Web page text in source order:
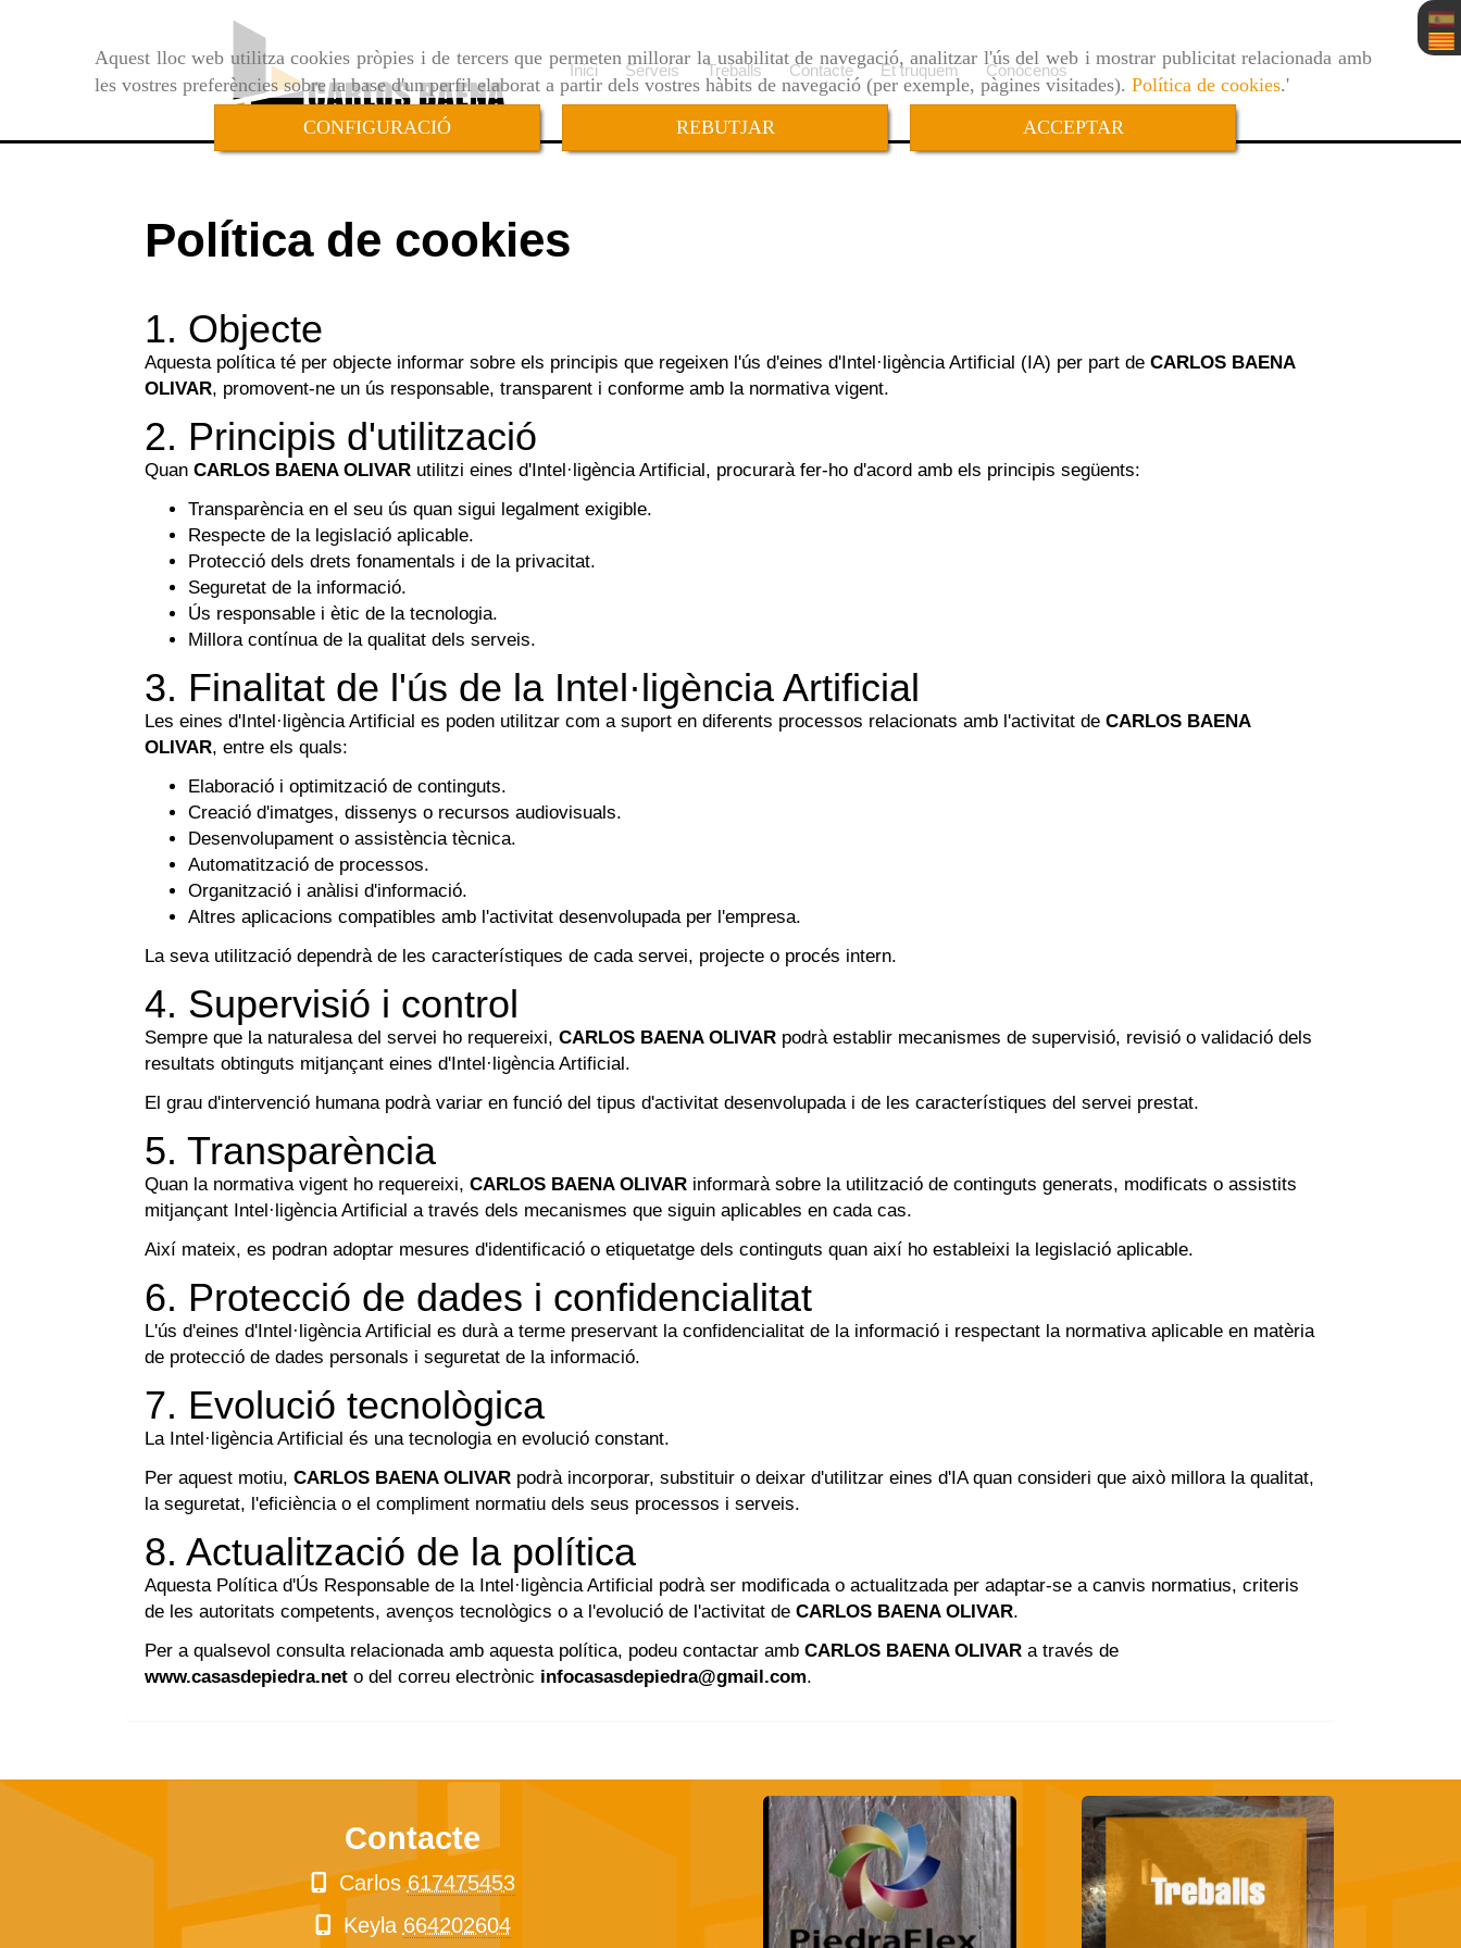
Aquest lloc web utilitza cookies pròpies i de tercers que permeten millorar la usabilitat de navegació, analitzar l'ús del web i mostrar publicitat relacionada amb
les vostres preferències sobre la base d'un perfil elaborat a partir dels vostres hàbits de navegació (per exemple, pàgines visitades). Política de cookies.'
CONFIGURACIÓ
REBUTJAR ACCEPTAR
Inici Serveis Treballs Contacte Et truquem Conócenos
Política de cookies
1. Objecte
Aquesta política té per objecte informar sobre els principis que regeixen l'ús d'eines d'Intel·ligència Artificial (IA) per part de CARLOS BAENA
OLIVAR, promovent-ne un ús responsable, transparent i conforme amb la normativa vigent.
2. Principis d'utilització
Quan CARLOS BAENA OLIVAR utilitzi eines d'Intel·ligència Artificial, procurarà fer-ho d'acord amb els principis següents:
Transparència en el seu ús quan sigui legalment exigible.
Respecte de la legislació aplicable.
Protecció dels drets fonamentals i de la privacitat.
Seguretat de la informació.
Ús responsable i ètic de la tecnologia.
Millora contínua de la qualitat dels serveis.
3. Finalitat de l'ús de la Intel·ligència Artificial
Les eines d'Intel·ligència Artificial es poden utilitzar com a suport en diferents processos relacionats amb l'activitat de CARLOS BAENA
OLIVAR, entre els quals:
Elaboració i optimització de continguts.
Creació d'imatges, dissenys o recursos audiovisuals.
Desenvolupament o assistència tècnica.
Automatització de processos.
Organització i anàlisi d'informació.
Altres aplicacions compatibles amb l'activitat desenvolupada per l'empresa.
La seva utilització dependrà de les característiques de cada servei, projecte o procés intern.
4. Supervisió i control
Sempre que la naturalesa del servei ho requereixi, CARLOS BAENA OLIVAR podrà establir mecanismes de supervisió, revisió o validació dels
resultats obtinguts mitjançant eines d'Intel·ligència Artificial.
El grau d'intervenció humana podrà variar en funció del tipus d'activitat desenvolupada i de les característiques del servei prestat.
5. Transparència
Quan la normativa vigent ho requereixi, CARLOS BAENA OLIVAR informarà sobre la utilització de continguts generats, modificats o assistits
mitjançant Intel·ligència Artificial a través dels mecanismes que siguin aplicables en cada cas.
Així mateix, es podran adoptar mesures d'identificació o etiquetatge dels continguts quan així ho estableixi la legislació aplicable.
6. Protecció de dades i confidencialitat
L'ús d'eines d'Intel·ligència Artificial es durà a terme preservant la confidencialitat de la informació i respectant la normativa aplicable en matèria
de protecció de dades personals i seguretat de la informació.
7. Evolució tecnològica
La Intel·ligència Artificial és una tecnologia en evolució constant.
Per aquest motiu, CARLOS BAENA OLIVAR podrà incorporar, substituir o deixar d'utilitzar eines d'IA quan consideri que això millora la qualitat,
la seguretat, l'eficiència o el compliment normatiu dels seus processos i serveis.
8. Actualització de la política
Aquesta Política d'Ús Responsable de la Intel·ligència Artificial podrà ser modificada o actualitzada per adaptar-se a canvis normatius, criteris
de les autoritats competents, avenços tecnològics o a l'evolució de l'activitat de CARLOS BAENA OLIVAR.
Per a qualsevol consulta relacionada amb aquesta política, podeu contactar amb CARLOS BAENA OLIVAR a través de
www.casasdepiedra.net o del correu electrònic infocasasdepiedra@gmail.com.
Contacte
Carlos617475453
Keyla 664202604